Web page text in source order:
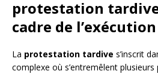
protestation
cadre de
La protestation tardive s’inscrit
complexe où s’entremêlent